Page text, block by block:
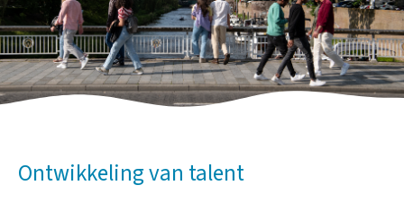
Ontwikkeling van talent